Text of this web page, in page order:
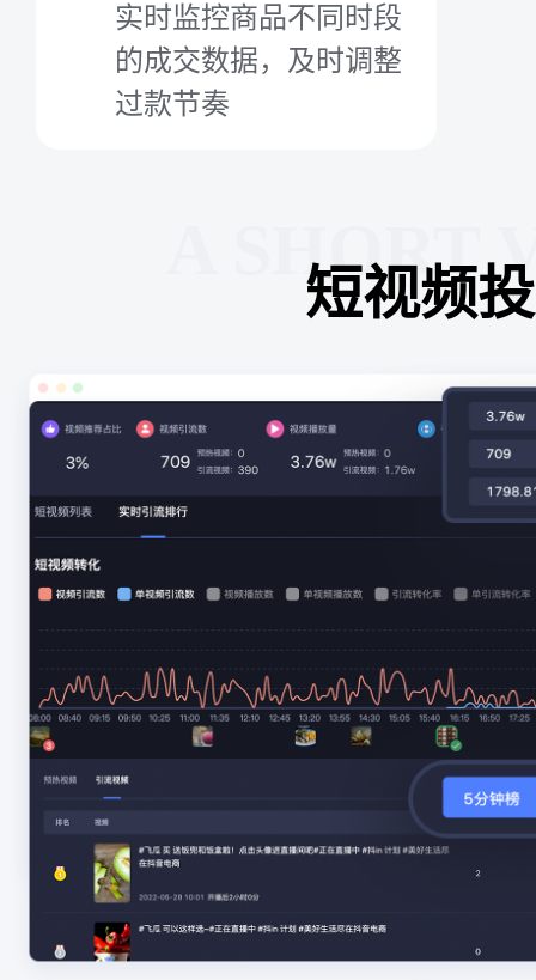
实时监控商品不同时段
的成交数据，及时调整
过款节奏
A SHORT
短视频